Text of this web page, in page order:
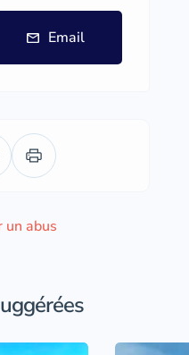
Email
un abus